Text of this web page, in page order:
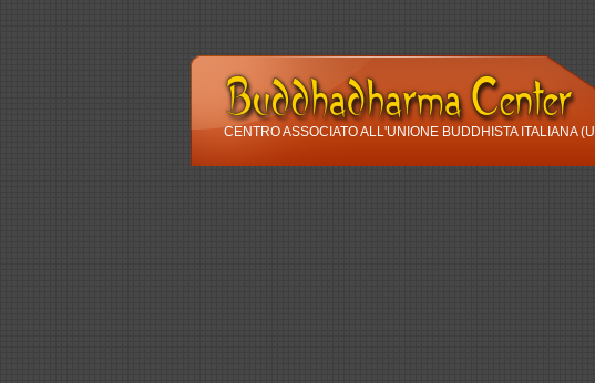
CENTRO ASSOCIATO ALL'UNIONE BUDDHISTA ITALIANA